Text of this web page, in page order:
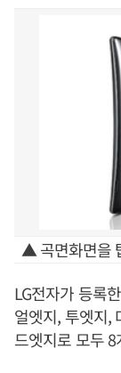
▲ 곡면화면을
LG전자가 등록
얼엣지, 투엣지,
드엣지로 모두